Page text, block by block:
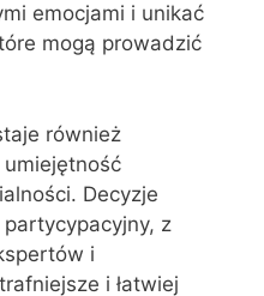
emocjami i unikać
mogą prowadzić
również
umiejętność
Decyzje
z
i
i łatwiej